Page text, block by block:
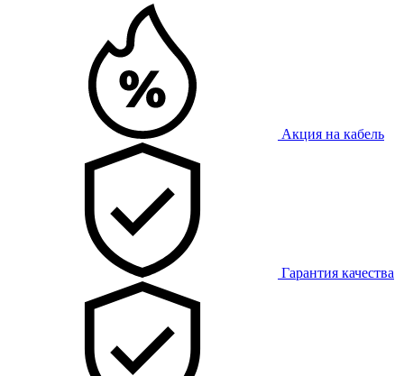
Акция на кабель
Гарантия качества